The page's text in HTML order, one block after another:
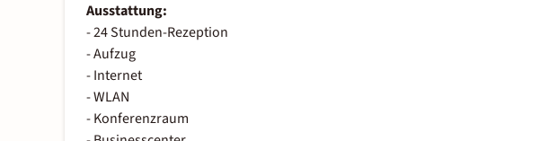
Ausstattung:
- 24 Stunden-Rezeption
- Aufzug
- Internet
- WLAN
- Konferenzraum